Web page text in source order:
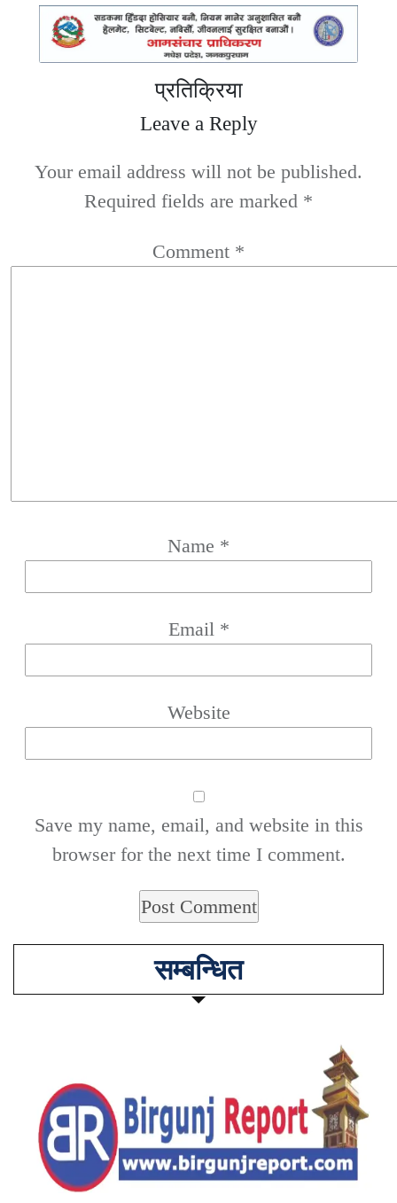
प्रतिक्रिया
Leave a Reply
Your email address will not be published.
Required fields are marked *
Comment *
Name *
Email *
Website
Save my name, email, and website in this
browser for the next time I comment.
सम्बन्धित